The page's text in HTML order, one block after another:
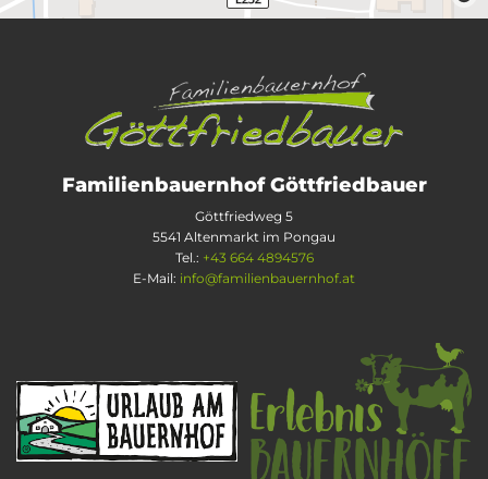
Familienbauernhof Göttfriedbauer
Göttfriedweg 5
5541 Altenmarkt im Pongau
Tel.: +43 664 4894576
E-Mail: info@familienbauernhof.at